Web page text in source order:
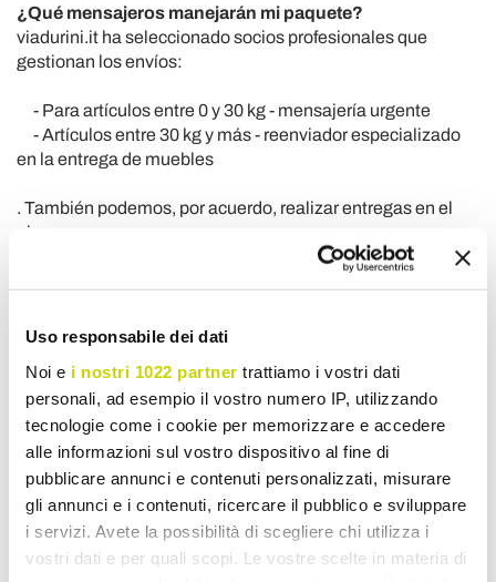
Uso responsabile dei dati
Noi e i nostri 1022 partner trattiamo i vostri dati
personali, ad esempio il vostro numero IP, utilizzando
tecnologie come i cookie per memorizzare e accedere
alle informazioni sul vostro dispositivo al fine di
pubblicare annunci e contenuti personalizzati, misurare
gli annunci e i contenuti, ricercare il pubblico e sviluppare
i servizi. Avete la possibilità di scegliere chi utilizza i
vostri dati e per quali scopi. Le vostre scelte in materia di
¿Qué mensajeros manejarán mi paquete?
viadurini.it ha seleccionado socios profesionales que
gestionan los envíos:
- Para artículos entre 0 y 30 kg - mensajería urgente
- Artículos entre 30 kg y más - reenviador especializado
en la entrega de muebles
. También podemos, por acuerdo, realizar entregas en el
piso.
Para más información, no dude en contactarnos.
pedido?
sus productos, los productos pueden dejarse en el almacén
del transportista.Él se comunicará con usted para
reorganizar la entrega.
Qué hacer durante la entrega
El servicio de mensajería le pedirá que firme un documento
para demostrar que entregó el paquete a la dirección y
persona correctas.
Incluso si el embalaje no está
notablemente dañado externamente, puede estar dañado